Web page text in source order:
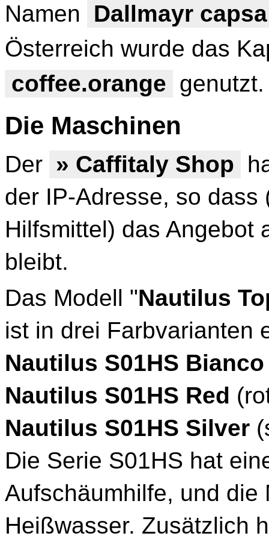
Namen
Dallmayr
Österreich wurde das
coffee.orange genutzt.
Die Maschinen
Der » Caffitaly Shop
der IP-Adresse, so
Hilfsmittel) das Angebot
bleibt.
Das Modell "Nautilus
ist in drei Farbvarianten
Nautilus S01HS
Nautilus S01HS Red
Nautilus S01HS Silver
Die Serie S01HS hat
Aufschäumhilfe, und
Heißwasser. Zusätzlich